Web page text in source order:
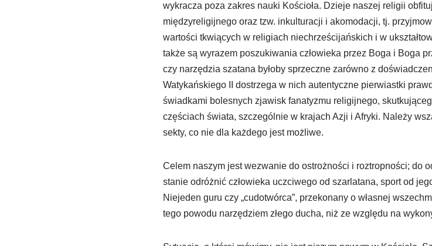
wykracza poza zakres nauki Kościoła. Dzieje naszej religii
międzyreligijnego oraz tzw. inkulturacji i akomodacji, tj.
wartości tkwiących w religiach niechrześcijańskich i w
także są wyrazem poszukiwania człowieka przez Boga i Boga
czy narzędzia szatana byłoby sprzeczne zarówno z
Watykańskiego II dostrzega w nich autentyczne pierwiastki
świadkami bolesnych zjawisk fanatyzmu religijnego,
częściach świata, szczególnie w krajach Azji i Afryki. Należy
sekty, co nie dla każdego jest możliwe.
Celem naszym jest wezwanie do ostrożności i roztropności; do
stanie odróżnić człowieka uczciwego od szarlatana, sport od
Niejeden guru czy „cudotwórca”, przekonany o własnej
tego powodu narzędziem złego ducha, niż ze względu na